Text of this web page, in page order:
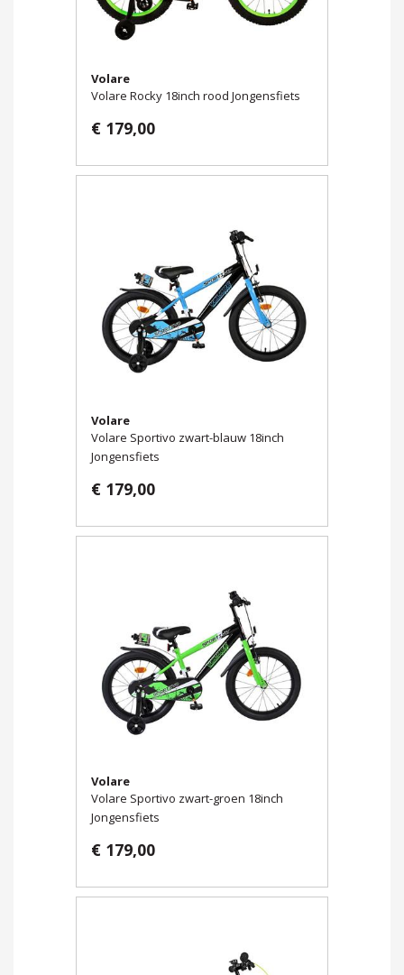
Volare
Volare Rocky 18inch rood Jongensfiets
€ 179,00
Volare
Volare Sportivo zwart-blauw 18inch
Jongensfiets
€ 179,00
Volare
Volare Sportivo zwart-groen 18inch
Jongensfiets
€ 179,00